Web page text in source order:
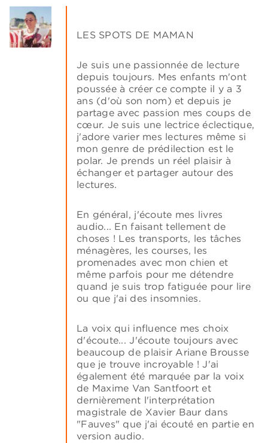
LES SPOTS DE MAMAN
Je suis une passionnée de lecture
depuis toujours. Mes enfants m'ont
poussée à créer ce compte il y a 3
ans (d'où son nom) et depuis je
partage avec passion mes coups de
cœur. Je suis une lectrice éclectique,
j'adore varier mes lectures même si
mon genre de prédilection est le
polar. Je prends un réel plaisir à
échanger et partager autour des
lectures.
En général, j'écoute mes livres
audio... En faisant tellement de
choses ! Les transports, les tâches
ménagères, les courses, les
promenades avec mon chien et
même parfois pour me détendre
quand je suis trop fatiguée pour lire
ou que j'ai des insomnies.
La voix qui influence mes choix
d'écoute... J'écoute toujours avec
beaucoup de plaisir Ariane Brousse
que je trouve incroyable ! J'ai
également été marquée par la voix
de Maxime Van Santfoort et
dernièrement l'interprétation
magistrale de Xavier Baur dans
"Fauves" que j'ai écouté en partie en
version audio.